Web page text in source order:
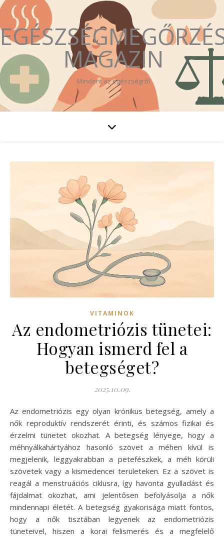
MAGAZIN
Mindent az egészségről
VITAMINOK
Az endometriózis tünetei:
Hogyan ismerd fel a
betegséget?
2025.10.09.
Az endometriózis egy olyan krónikus betegség, amely a
nők reproduktív rendszerét érinti, és számos fizikai és
érzelmi tünetet okozhat. A betegség lényege, hogy a
méhnyálkahártyához hasonló szövet a méhen kívül is
megjelenik, leggyakrabban a petefészkek, a méh körüli
szövetek vagy a kismedencei területeken. Ez a szövet is
reagál a menstruációs ciklusra, így havonta gyulladást és
fájdalmat okozhat, ami jelentősen befolyásolja a nők
mindennapi életét. A betegség gyakorisága miatt fontos,
hogy a nők tisztában legyenek az endometriózis
tüneteivel, hiszen a korai felismerés és a megfelelő